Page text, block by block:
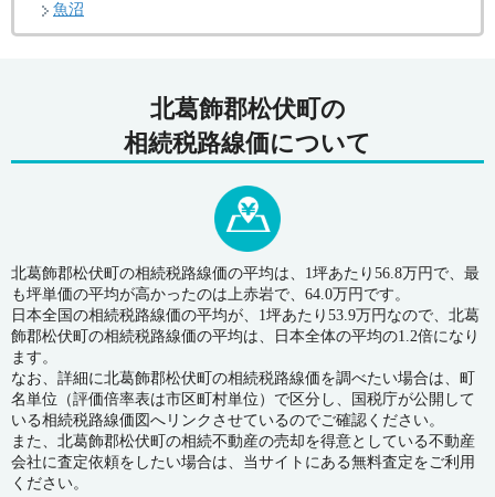
魚沼
北葛飾郡松伏町の
相続税路線価について
北葛飾郡松伏町の相続税路線価の平均は、1坪あたり56.8万円で、最
も坪単価の平均が高かったのは上赤岩で、64.0万円です。
日本全国の相続税路線価の平均が、1坪あたり53.9万円なので、北葛
飾郡松伏町の相続税路線価の平均は、日本全体の平均の1.2倍になり
ます。
なお、詳細に北葛飾郡松伏町の相続税路線価を調べたい場合は、町
名単位（評価倍率表は市区町村単位）で区分し、国税庁が公開して
いる相続税路線価図へリンクさせているのでご確認ください。
また、北葛飾郡松伏町の相続不動産の売却を得意としている不動産
会社に査定依頼をしたい場合は、当サイトにある無料査定をご利用
ください。